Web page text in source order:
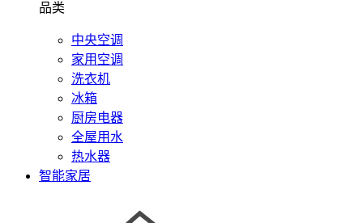
品类
中央空调
家用空调
洗衣机
冰箱
厨房电器
全屋用水
热水器
智能家居